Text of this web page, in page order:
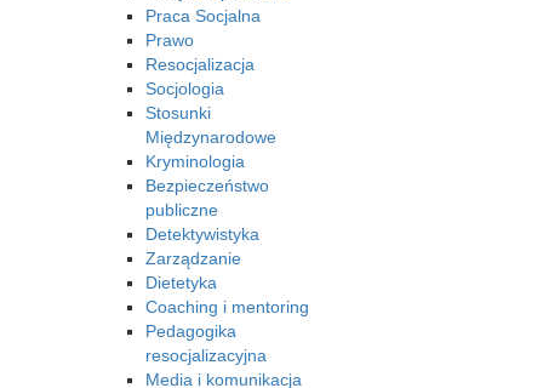
Praca Socjalna
Prawo
Resocjalizacja
Socjologia
Stosunki
Międzynarodowe
Kryminologia
Bezpieczeństwo
publiczne
Detektywistyka
Zarządzanie
Dietetyka
Coaching i mentoring
Pedagogika
resocjalizacyjna
Media i komunikacja